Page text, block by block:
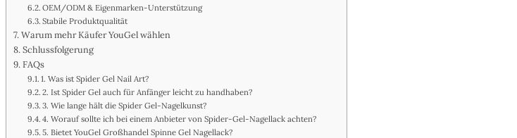
OEM/ODM & Eigenmarken-Unterstützung
Stabile Produktqualität
Warum mehr Käufer YouGel wählen
Schlussfolgerung
FAQs
1. Was ist Spider Gel Nail Art?
2. Ist Spider Gel auch für Anfänger leicht zu handhaben?
3. Wie lange hält die Spider Gel-Nagelkunst?
4. Worauf sollte ich bei einem Anbieter von Spider-Gel-Nagellack achten?
5. Bietet YouGel Großhandel Spinne Gel Nagellack?